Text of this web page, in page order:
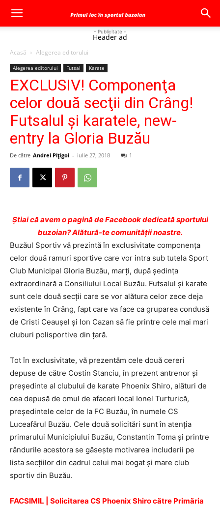
- Publicitate -
Header ad
Acasă Alegerea editorului
Alegerea editorului Futsal Karate
EXCLUSIV! Componenţa
celor două secţii din Crâng!
Futsalul şi karatele, new-
entry la Gloria Buzău
De către Andrei Pițigoi - iulie 27, 2018 1
Ştiai că avem o pagină de Facebook dedicată sportului
buzoian? Alătură-te comunității noastre.
Buzăul Sportiv vă prezintă în exclusivitate componenţa
celor două ramuri sportive care vor intra sub tutela Sport
Club Municipal Gloria Buzău, marţi, după şedinţa
extraordinară a Consiliului Local Buzău. Futsalul şi karate
sunt cele două secţii care se vor alătura celor zece deja
existente în Crâng, fapt care va face ca gruparea condusă
de Cristi Ceauşel şi Ion Cazan să fie printre cele mai mari
cluburi polisportive din ţară.
Tot în exclusivitate, vă prezentăm cele două cereri
depuse de către Costin Stanciu, în prezent antrenor şi
preşedinte al clubului de karate Phoenix Shiro, alături de
cea depusă de omul de afaceri local Ionel Turturică,
preşedintele celor de la FC Buzău, în numele CS
Luceafărul Buzău. Cele două solicitări sunt în atenţia
primarului Municipiului Buzău, Constantin Toma şi printre
rândurile acestora se găseşte motivarea includerii pe
lista secţiilor din cadrul celui mai bogat şi mare club
sportiv din Buzău.
FACSIMIL | Solicitarea CS Phoenix Shiro către Primăria